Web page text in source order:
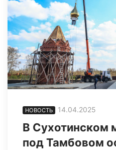
НОВОСТЬ 14.04.2025
В Сухотинском
под Тамбовом